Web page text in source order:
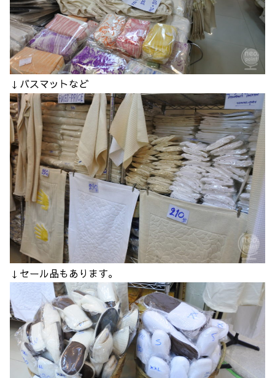
↓バスマットなど
↓セール品もあります。